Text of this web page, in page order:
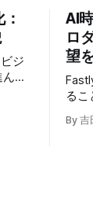
ジ
で
い
AI
ロ
望
るこ
した
By 吉